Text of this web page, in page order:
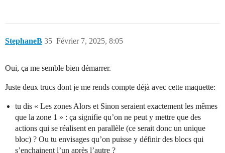
StephaneB Février 7, 2025, 8:05
35
Oui, ça me semble bien démarrer.
Juste deux trucs dont je me rends compte déjà avec cette maquette:
tu dis « Les zones Alors et Sinon seraient exactement les mêmes
que la zone 1 » : ça signifie qu’on ne peut y mettre que des
actions qui se réalisent en parallèle (ce serait donc un unique
bloc) ? Ou tu envisages qu’on puisse y définir des blocs qui
s’enchainent l’un après l’autre ?